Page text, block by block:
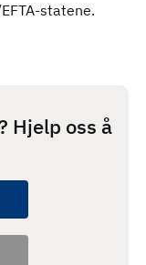
statene.
Hjelp oss å